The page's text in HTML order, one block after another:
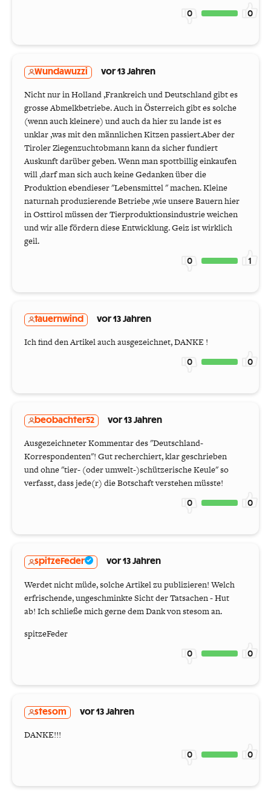
0 0
Wundawuzzi vor 13 Jahren
Nicht nur in Holland ,Frankreich und Deutschland gibt es
grosse Abmelkbetriebe. Auch in Österreich gibt es solche
(wenn auch kleinere) und auch da hier zu lande ist es
unklar ,was mit den männlichen Kitzen passiert.Aber der
Tiroler Ziegenzuchtobmann kann da sicher fundiert
Auskunft darüber geben. Wenn man spottbillig einkaufen
will ,darf man sich auch keine Gedanken über die
Produktion ebendieser "Lebensmittel " machen. Kleine
naturnah produzierende Betriebe ,wie unsere Bauern hier
in Osttirol müssen der Tierproduktionsindustrie weichen
und wir alle fördern diese Entwicklung. Geiz ist wirklich
geil.
0 1
tauernwind vor 13 Jahren
Ich find den Artikel auch ausgezeichnet, DANKE !
0 0
beobachter52 vor 13 Jahren
Ausgezeichneter Kommentar des "Deutschland-
Korrespondenten"! Gut recherchiert, klar geschrieben
und ohne "tier- (oder umwelt-)schützerische Keule" so
verfasst, dass jede(r) die Botschaft verstehen müsste!
0 0
spitzeFeder vor 13 Jahren
Werdet nicht müde, solche Artikel zu publizieren! Welch
erfrischende, ungeschminkte Sicht der Tatsachen - Hut
ab! Ich schließe mich gerne dem Dank von stesom an.
spitzeFeder
0 0
stesom vor 13 Jahren
DANKE!!!
0 0